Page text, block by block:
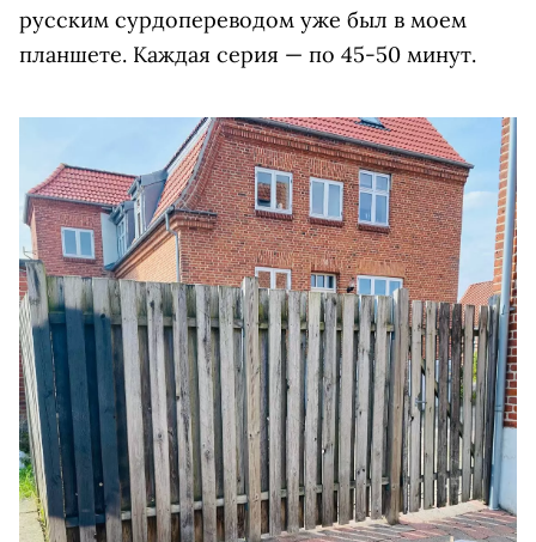
русским сурдопереводом уже был в моем
планшете. Каждая серия — по 45-50 минут.